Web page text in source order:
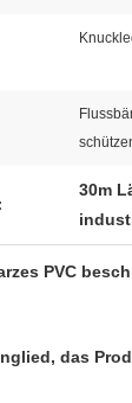
30m
PVC
das